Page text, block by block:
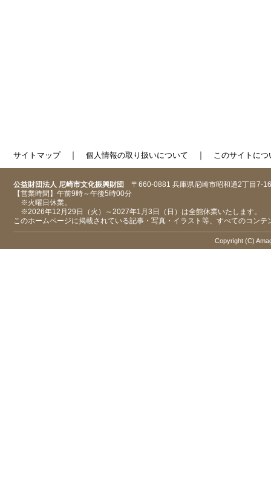
サイトマップ｜ 個人情報の取り扱いについて ｜ このサイトにつ
公益財団法人 尼崎市文化振興財団 〒660-0881 兵庫県尼崎市昭和通2丁目7-16
【営業時間】午前9時～午後5時00分
※火曜日休業。
※2026年12月29日（火）～2027年1月3日（日）は全館休業いたします。
このホームページに掲載されている記事・写真・イラスト等、すべてのコン
Copyright (C)